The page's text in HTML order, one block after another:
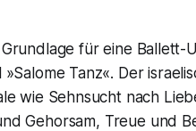
für eine Ballett-
»Salome Tanz«. Der
wie Sehnsucht nach
Gehorsam, Treue und